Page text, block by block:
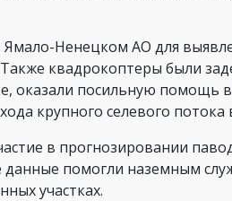
Ненецком АО для
квадрокоптеры были
оказали посильную помощь
крупного селевого потока
в прогнозировании
помогли наземным
участках.